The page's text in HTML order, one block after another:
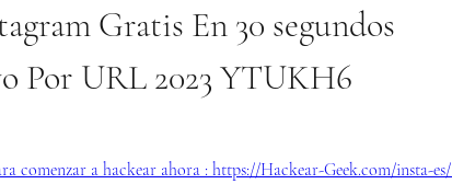
Gratis En 30 segundos
Por URL 2023 YTUKH6
comenzar a hackear ahora : https://Hackear-Geek.com/insta-es/